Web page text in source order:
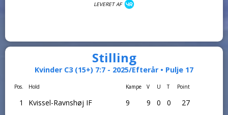
LEVERET AF
Stilling
Kvinder C3 (15+) 7:7 - 2025/Efterår • Pulje 17
Pos. Hold Kampe V U T Point
1 Kvissel-Ravnshøj IF 9 9 0 0
27